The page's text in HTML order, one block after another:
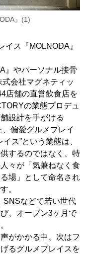
』(1)
ス『MOLNODA』
』やパーソナル接骨
会社マグネティッ
店舗の直営飲食店を
の業態プロデュ
設計を手がける
偏愛グルメプレイ
ス”という業態は、
するのではなく、特
々が「気兼ねなく食
場」として命名され
。
SNSなどで若い世代
、オープン3ヶ月で
がかかる中、次はフ
るグルメプレイスを